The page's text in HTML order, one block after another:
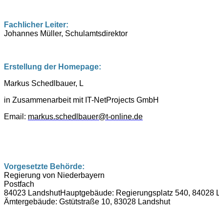
Fachlicher Leiter:
Johannes Müller, Schulamtsdirektor
Erstellung der Homepage:
Markus Schedlbauer, L
in Zusammenarbeit mit IT-NetProjects GmbH
Email: markus.schedlbauer@t-online.de
Vorgesetzte Behörde:
Regierung von Niederbayern
Postfach
84023 LandshutHauptgebäude: Regierungsplatz 540, 84028
Ämtergebäude: Gstütstraße 10, 83028 Landshut